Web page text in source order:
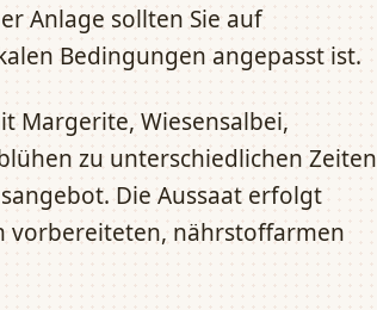
Anlage sollten Sie auf
Bedingungen angepasst ist.
Margerite, Wiesensalbei,
zu unterschiedlichen Zeiten
Die Aussaat erfolgt
vorbereiteten, nährstoffarmen